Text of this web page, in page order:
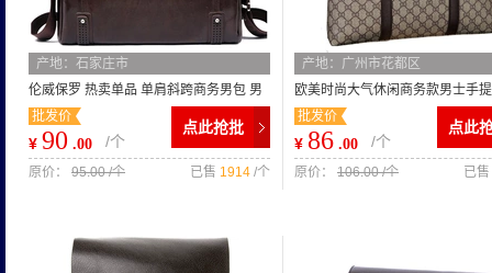
产地：石家庄市
伦威保罗 热卖单品 单肩斜跨商务男包 男
士 手提商务男包 批发
批发价
¥ 90 .00 /个
点此抢批
已售 1914 /个
原价： 95.00 /个
产地：广州市花都区
欧美时尚大气休闲商务款男士手
包 男式包 电脑包
批发价
¥ 86 .00 /个
点此
已售
原价： 106.00 /个